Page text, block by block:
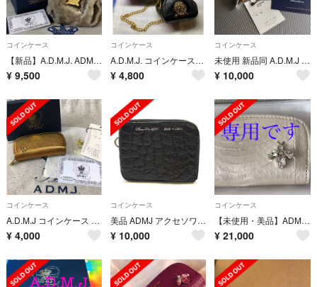
コインケース
【新品】A.D.M.J. ADMJラビットファーがま口財布
¥ 9,500
コインケース
A.D.M.J. コインケース バッグチャーム 新品未使用
¥ 4,800
コインケース
未使用 新品同 A.D.M.J コインケース アクセソワドゥマドモワゼル
¥ 10,000
コインケース
A.D.M.J コインケース 小銭入れ 財布 コンパクトウォレット admj
¥ 4,000
コインケース
美品 ADMJ アクセソワ 財布 L字ファスナー レザー 20-22032210
¥ 10,000
コインケース
【未使用・美品】ADMJ スネークレザー コインケース bee
¥ 21,000